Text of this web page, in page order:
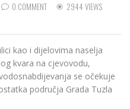
0 COMMENT
2944 VIEWS
kao i dijelovima naselja
kvara na cjevovodu,
se očekuje
područja Grada Tuzla